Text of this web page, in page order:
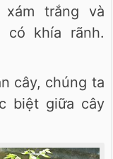
trắng và
có khía rãnh.
cây, chúng ta
biệt giữa cây